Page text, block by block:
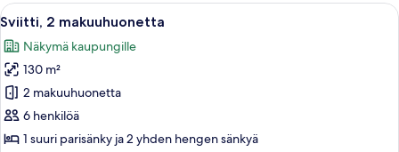
Avaa
kaikki
huonetyypin
Sviitti,
2
makuuhuonetta
kuvat
Hotellihuone, jossa on suuri sänky,
8
Sviitti, 2 makuuhuonetta
Näkymä kaupungille
130 m²
2 makuuhuonetta
6 henkilöä
1 suuri parisänky ja 2 yhden hengen sänkyä